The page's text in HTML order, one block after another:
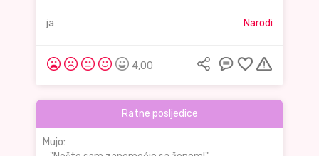
ja Narodi
4,00
Ratne posljedice
Mujo: